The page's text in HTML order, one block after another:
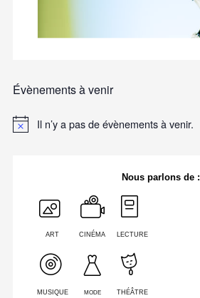
Évènements à venir
Il n’y a pas de évènements à venir.
Nous parlons de :
ART CINÉMA LECTURE
MUSIQUE MODE THÉÂTRE